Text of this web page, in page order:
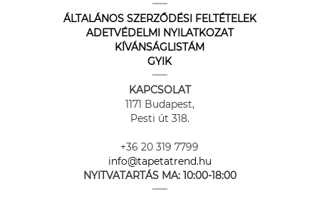
ÁLTALÁNOS SZERZŐDÉSI FELTÉTELEK
ADETVÉDELMI NYILATKOZAT
KÍVÁNSÁGLISTÁM
GYIK
KAPCSOLAT
1171 Budapest,
Pesti út 318.
+36 20 319 7799
info@tapetatrend.hu
NYITVATARTÁS MA: 10:00-18:00